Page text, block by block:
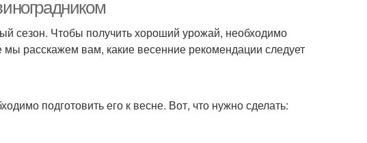
сезон. Чтобы получить хороший урожай, необходимо
мы расскажем вам, какие весенние рекомендации следует
подготовить его к весне. Вот, что нужно сделать: